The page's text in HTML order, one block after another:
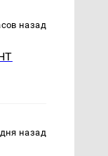
назад
назад